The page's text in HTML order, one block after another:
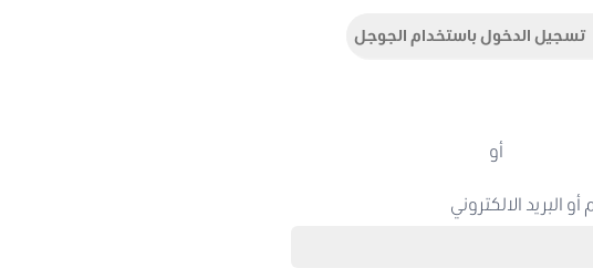
تسجيل الدخول باستخدام الجوجل
أو
البريد الالكتروني